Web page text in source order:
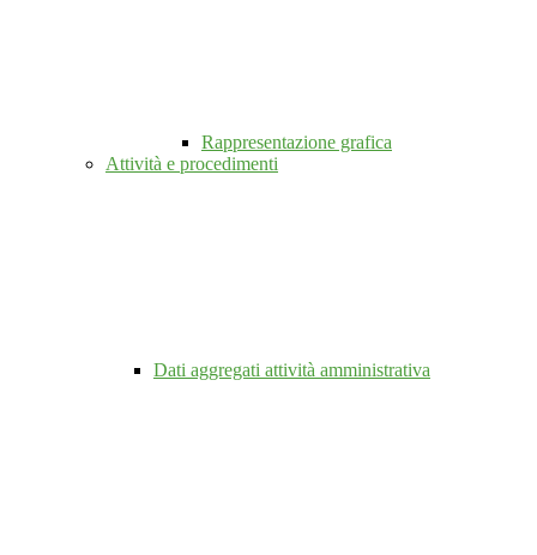
Rappresentazione grafica
Attività e procedimenti
Dati aggregati attività amministrativa